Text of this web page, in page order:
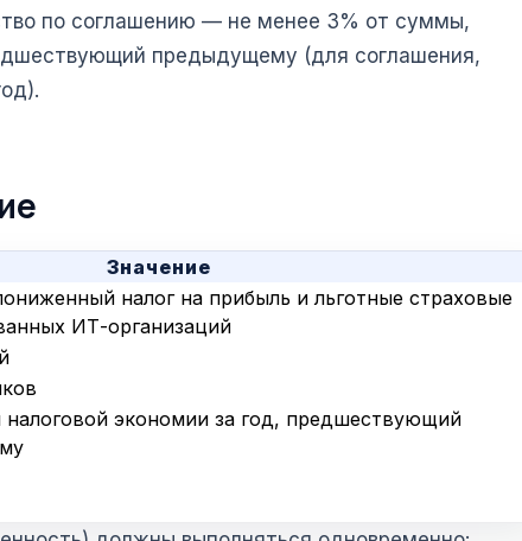
по соглашению — не менее 3% от суммы,
предыдущему (для соглашения,
Значение
налог на прибыль и льготные страховые
ИТ-организаций
экономии за год, предшествующий